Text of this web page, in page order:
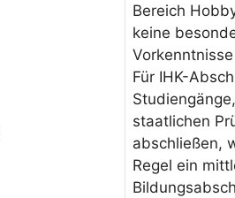
Bereich
keine
Für IHK-
staatlichen
abschließen,
Regel ein